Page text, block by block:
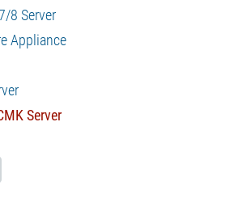
8 Server
Appliance
Server